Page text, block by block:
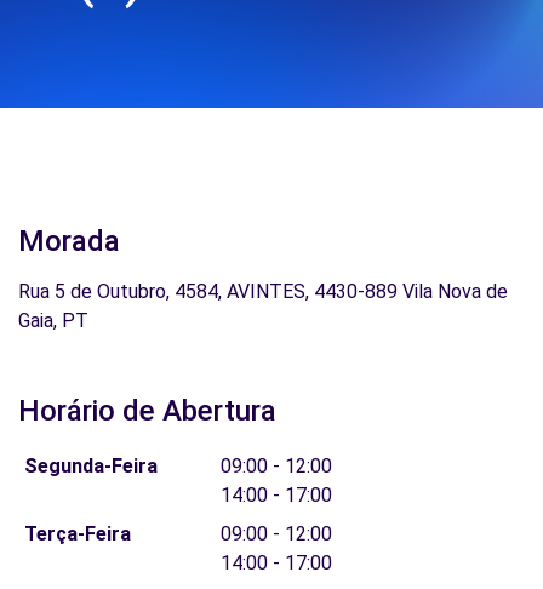
Morada
Rua 5 de Outubro, 4584, AVINTES, 4430-889 Vila Nova de
Gaia, PT
Horário de Abertura
Segunda-Feira
09:00 - 12:00
14:00 - 17:00
Terça-Feira
09:00 - 12:00
14:00 - 17:00